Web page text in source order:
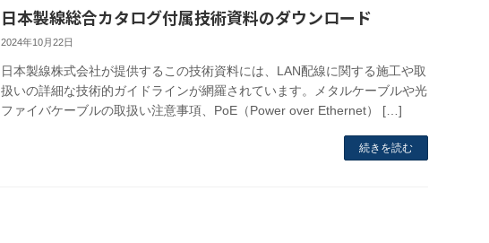
日本製線総合カタログ付属技術資料のダウンロード
2024年10月22日
日本製線株式会社が提供するこの技術資料には、LAN配線に関する施工や取
扱いの詳細な技術的ガイドラインが網羅されています。メタルケーブルや光
ファイバケーブルの取扱い注意事項、PoE（Power over Ethernet） […]
続きを読む